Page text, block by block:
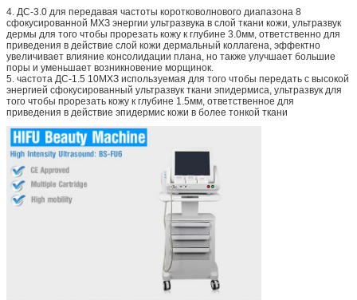
4. ДС-3.0 для передавая частоты коротковолнового диапазона 8
сфокусированной МХЗ энергии ультразвука в слой ткани кожи, ультразвук
дермы для того чтобы прорезать кожу к глубине 3.0мм, ответственно для
приведения в действие слой кожи дермальный коллагена, эффектно
увеличивает влияние консолидации плана, но также улучшает большие
поры и уменьшает возникновение морщинок.
5. частота ДС-1.5 10МХЗ используемая для того чтобы передать с высокой
энергией сфокусированный ультразвук ткани эпидермиса, ультразвук для
того чтобы прорезать кожу к глубине 1.5мм, ответственное для
приведения в действие эпидермис кожи в более тонкой ткани